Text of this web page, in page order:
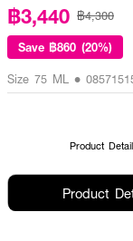
฿3,440 ฿4,300
Save ฿860 (20%)
Size 75 ML •
Product Detail
Product